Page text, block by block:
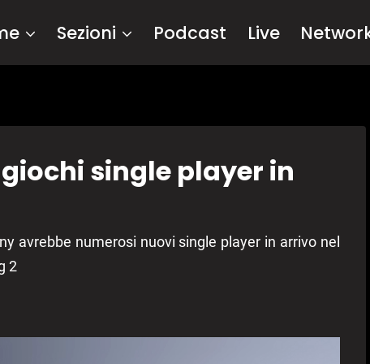
Sezioni Podcast Live
single player in
avrebbe numerosi nuovi single player in arrivo nel
2